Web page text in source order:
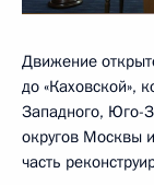
Движение
до «Каховской»,
Западного, Юго-
округов Москвы
часть